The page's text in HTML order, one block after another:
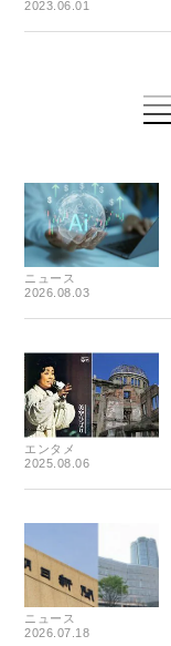
2023.06.01
ニュース
2026.08.03
エンタメ
2025.08.06
ニュース
2026.07.18